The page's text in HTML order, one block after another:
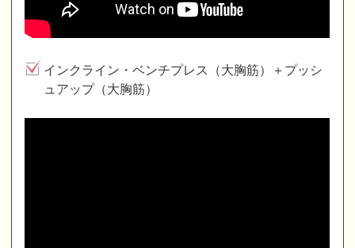
インクライン・ベンチプレス（大胸筋）＋プッシ
ュアップ（大胸筋）